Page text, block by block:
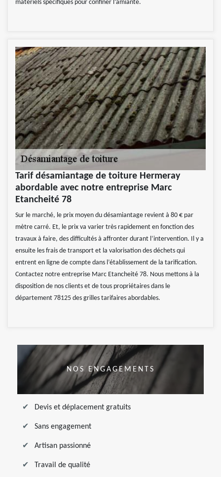
matériels spécifiques pour confiner l’amiante.
Tarif désamiantage de toiture Hermeray
abordable avec notre entreprise Marc
Etancheité 78
Sur le marché, le prix moyen du désamiantage revient à 80 € par
mètre carré. Et, le prix va varier très rapidement en fonction des
travaux à faire, des difficultés à affronter durant l’intervention. Il y a
ensuite les frais de transport et la valorisation des déchets qui
entrent en ligne de compte dans l’établissement de la tarification.
Contactez notre entreprise Marc Etancheité 78. Nous mettons à la
disposition de nos clients et de tous propriétaires dans le
département 78125 des grilles tarifaires abordables.
NOS ENGAGEMENTS
Devis et déplacement gratuits
Sans engagement
Artisan passionné
Travail de qualité